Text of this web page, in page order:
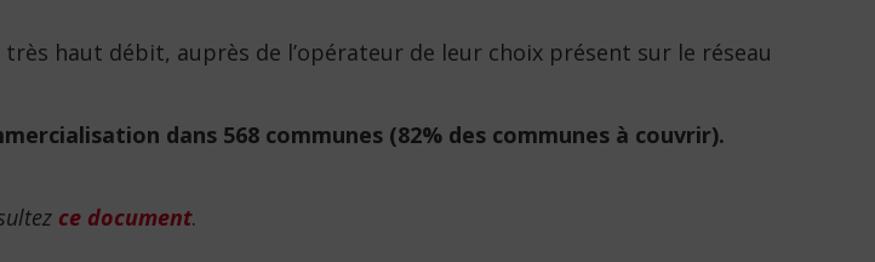
haut débit, auprès de l’opérateur de leur choix présent sur le réseau
dans 568 communes (82% des communes à couvrir).
ce document.